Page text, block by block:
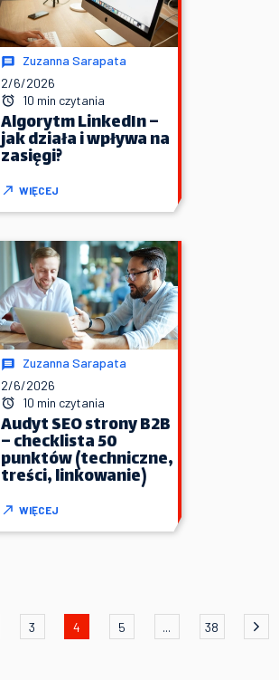
Zuzanna Sarapata
2/6/2026
10 min czytania
Algorytm LinkedIn –
jak działa i wpływa na
zasięgi?
WIĘCEJ
Zuzanna Sarapata
2/6/2026
10 min czytania
Audyt SEO strony B2B
– checklista 50
punktów (techniczne,
treści, linkowanie)
WIĘCEJ
...
3 4 5 38